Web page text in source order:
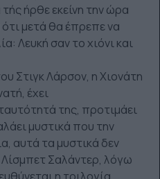
τής ήρθε εκείνη την ώρα
μετά θα έπρεπε να
Λευκή σαν το χιόνι και
Στιγκ Λάρσον, η Χιονάτη
έχει
της, προτιμάει
μυστικά που την
αυτά τα μυστικά δεν
Λίσμπετ Σαλάντερ, λόγω